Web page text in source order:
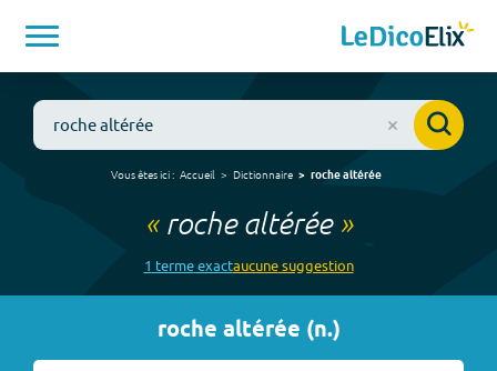
Vous êtes ici : Accueil Dictionnaire roche altérée
« roche altérée»
1 termeexactaucunesuggestion
roche altérée (n.)